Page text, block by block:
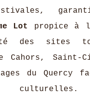
Lot
propice à
des sites
Cahors, Saint-
du Quercy